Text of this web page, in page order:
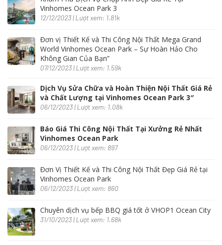
Vinhomes Ocean Park 3
12/12/2023 | Lượt xem: 1.81k
Đơn vị Thiết Kế và Thi Công Nội Thất Mega Grand
World Vinhomes Ocean Park – Sự Hoàn Hảo Cho
Không Gian Của Bạn”
07/12/2023 | Lượt xem: 1.59k
Dịch Vụ Sửa Chữa và Hoàn Thiện Nội Thất Giá Rẻ
và Chất Lượng tại Vinhomes Ocean Park 3″
06/12/2023 | Lượt xem: 1.08k
Báo Giá Thi Công Nội Thất Tại Xưởng Rẻ Nhất
Vinhomes Ocean Park
06/12/2023 | Lượt xem: 897
Đơn Vị Thiết Kế và Thi Công Nội Thất Đẹp Giá Rẻ tại
Vinhomes Ocean Park
06/12/2023 | Lượt xem: 860
Chuyên dịch vụ bếp BBQ giá tốt ở VHOP1 Ocean City
31/10/2023 | Lượt xem: 1.68k